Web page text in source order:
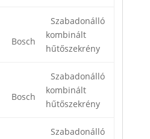
Bosch
Szabadonálló
kombinált
hűtőszekrény
Bosch
Szabadonálló
kombinált
hűtőszekrény
Szabadonálló